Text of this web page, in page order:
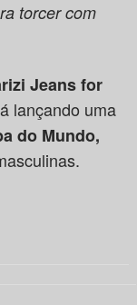
torcer com
Jeans for
lançando uma
do Mundo,